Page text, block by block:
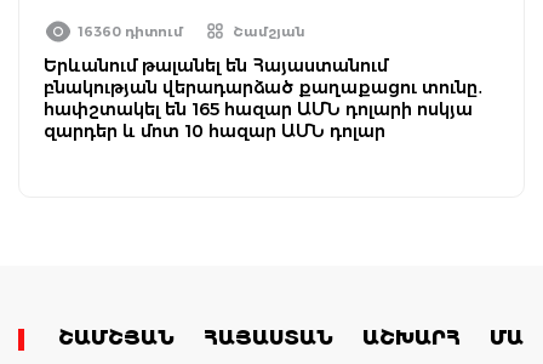
16360 դիտում Շամշյան
Երևանում թալանել են Հայաստանում
բնակության վերադարձած քաղաքացու տունը․
հափշտակել են 165 հազար ԱՄՆ դոլարի ոսկյա
զարդեր և մոտ 10 հազար ԱՄՆ դոլար
ՇԱՄՇՅԱՆ ՀԱՅԱՍՏԱՆ ԱՇԽԱՐՀ